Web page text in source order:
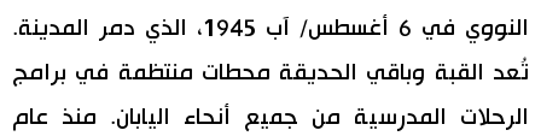
النووي في 6 أغسطس/ آب 1945، الذي دمر المدينة.
تُعد القبة وباقي الحديقة محطات منتظمة في برامج
الرحلات المدرسية من جميع أنحاء اليابان. منذ عام